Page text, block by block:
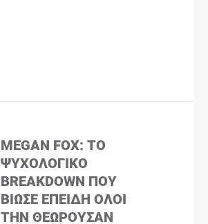
MEGAN FOX: ΤΟ
ΨΥΧΟΛΟΓΙΚΌ
BREAKDOWN ΠΟΥ
ΒΊΩΣΕ ΕΠΕΙΔΉ ΌΛΟΙ
ΤΗΝ ΘΕΩΡΟΎΣΑΝ